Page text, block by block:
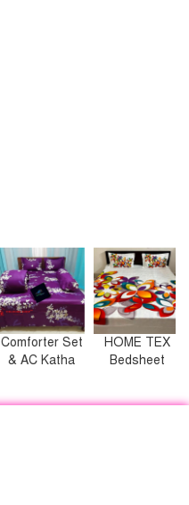
Comforter Set
& AC Katha
HOME TEX
Bedsheet